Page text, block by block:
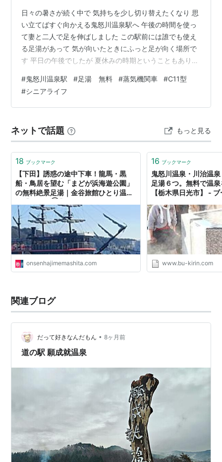
日々の暑さが続く中で 気持ちを少し切り替えたくなり 思
い立てばすぐ向かえる鬼怒川温泉駅へ 午後の時間を使っ
て妻と二人で足を伸ばしました この駅前には誰でも使え
る足湯があって 気が向いたときにふっと足が向く場所で
す 平日の午後でしたが 夏休みの時期ということもあり
の日は猛暑日というわけではなく 心地いい風が吹いてい
て 足湯の温かさと風の涼しさがちょうどよく重なり ゆっ
たりとした時間を味わえました 鬼怒川温泉駅では SLのタ
この日はちょうど 「ふたら」 の運転があったようで タ
イミングが合い …
#鬼怒川温泉駅 #足湯 無料 #蒸気機関車 #C11型
#シニアライフ
ネットで話題 もっと見る
18 ブックマーク
​【下田】誘惑の途中下車！龍馬・黒
船・鳥居を望む「まどが浜海遊公園」
の無料絶景足湯｜金谷旅館ひとり温泉
した。
onsenhajimemashita.com
16 ブックマーク
鬼怒川温泉・川治温
足湯６つ。無料で温
【栃木県日光市】 -
www.bu-kirin.com
関連ブログ
だって好きなんだもん • 8ヶ月前
道の駅 願成就温泉